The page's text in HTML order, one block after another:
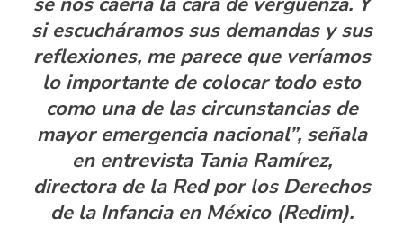
si escucháramos sus demandas y sus
reflexiones, me parece que veríamos
lo importante de colocar todo esto
como una de las circunstancias de
mayor emergencia nacional”, señala
en entrevista Tania Ramírez,
directora de la Red por los Derechos
de la Infancia en México (Redim).